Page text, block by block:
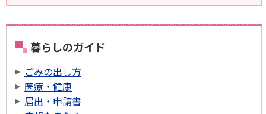
暮らしのガイド
ごみの出し方
医療・健康
届出・申請書